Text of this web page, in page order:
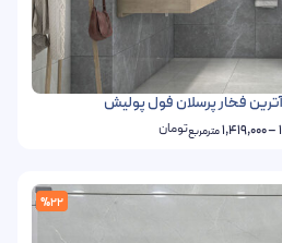
1,419,000مترمربعتومان
%22